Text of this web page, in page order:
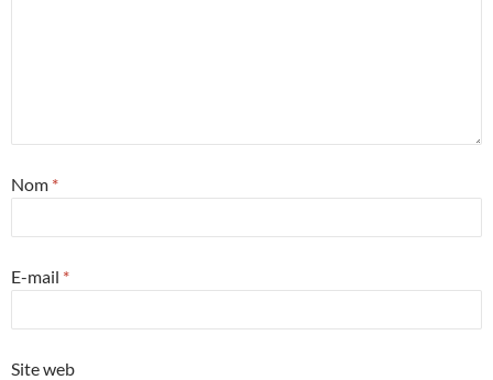
Nom *
E-mail *
Site web